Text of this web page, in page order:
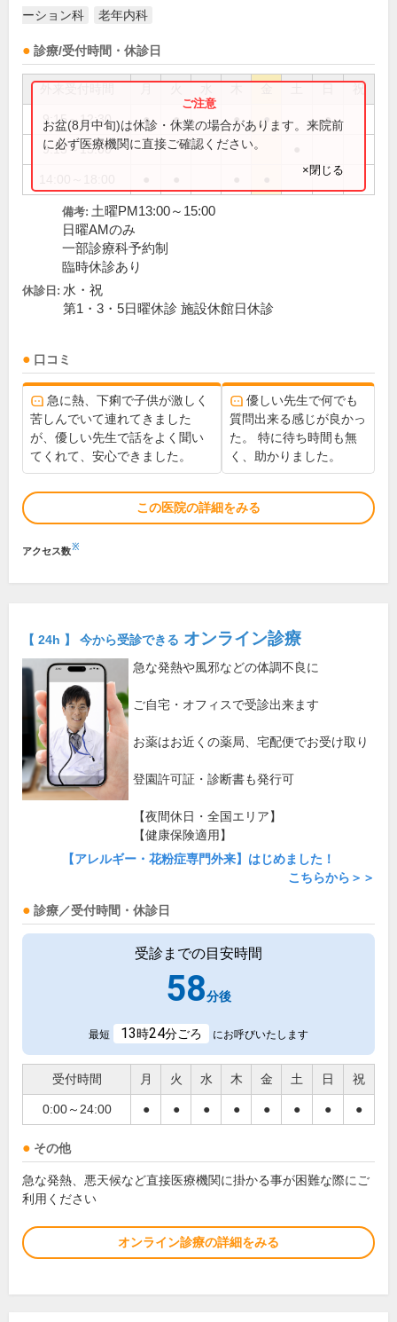
ーション科
老年内科
診療/受付時間・休診日
祝
9:15～12:30 ● ● ● ● ●
9:15～15:00
お盆(8月中旬)は休診・休業の場合があります。来院前
に必ず医療機関に直接ご確認ください。
×閉じる
備考: 土曜PM13:00～15:00
日曜AMのみ
一部診療科予約制
臨時休診あり
休診日: 水・祝
第1・3・5日曜休診 施設休館日休診
口コミ
急に熱、下痢で子供が激しく
苦しんでいて連れてきました
が、優しい先生で話をよく聞い
てくれて、安心できました。
優しい先生で何でも
質問出来る感じが良かっ
た。 特に待ち時間も無
く、助かりました。
この医院の詳細をみる
アクセス数※
【 24h 】 今から受診できる オンライン診療
急な発熱や風邪などの体調不良に
ご自宅・オフィスで受診出来ます
お薬はお近くの薬局、宅配便でお受け取り
登園許可証・診断書も発行可
【夜間休日・全国エリア】
【健康保険適用】
【アレルギー・花粉症専門外来】はじめました！
こちらから＞＞
診療／受付時間・休診日
受診までの目安時間
58分後
最短 13時24分ごろ にお呼びいたします
受付時間 月 火 水 木 金 土 日 祝
0:00～24:00 ● ● ● ● ● ● ● ●
その他
急な発熱、悪天候など直接医療機関に掛かる事が困難な際にご
利用ください
オンライン診療の詳細をみる